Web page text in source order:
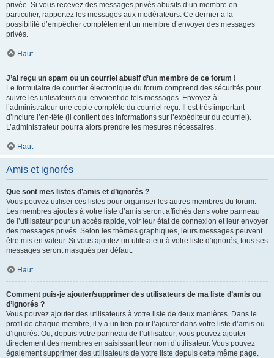
privée. Si vous recevez des messages privés abusifs d’un membre en
particulier, rapportez les messages aux modérateurs. Ce dernier a la
possibilité d’empêcher complètement un membre d’envoyer des messages
privés.
Haut
J’ai reçu un spam ou un courriel abusif d’un membre de ce forum !
Le formulaire de courrier électronique du forum comprend des sécurités pour
suivre les utilisateurs qui envoient de tels messages. Envoyez à
l’administrateur une copie complète du courriel reçu. Il est très important
d’inclure l’en-tête (il contient des informations sur l’expéditeur du courriel).
L’administrateur pourra alors prendre les mesures nécessaires.
Haut
Amis et ignorés
Que sont mes listes d’amis et d’ignorés ?
Vous pouvez utiliser ces listes pour organiser les autres membres du forum.
Les membres ajoutés à votre liste d’amis seront affichés dans votre panneau
de l’utilisateur pour un accès rapide, voir leur état de connexion et leur envoyer
des messages privés. Selon les thèmes graphiques, leurs messages peuvent
être mis en valeur. Si vous ajoutez un utilisateur à votre liste d’ignorés, tous ses
messages seront masqués par défaut.
Haut
Comment puis-je ajouter/supprimer des utilisateurs de ma liste d’amis ou
d’ignorés ?
Vous pouvez ajouter des utilisateurs à votre liste de deux manières. Dans le
profil de chaque membre, il y a un lien pour l’ajouter dans votre liste d’amis ou
d’ignorés. Ou, depuis votre panneau de l’utilisateur, vous pouvez ajouter
directement des membres en saisissant leur nom d’utilisateur. Vous pouvez
également supprimer des utilisateurs de votre liste depuis cette même page.